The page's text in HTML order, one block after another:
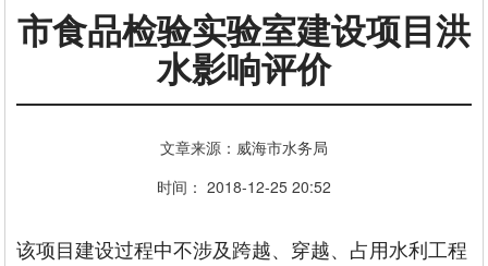
市食品检验实验室建设项目洪
水影响评价
文章来源：威海市水务局
时间： 2018-12-25 20:52
该项目建设过程中不涉及跨越、穿越、占用水利工程